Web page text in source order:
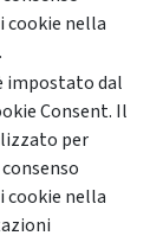
nella
impostato dal
Consent. Il
per
nella